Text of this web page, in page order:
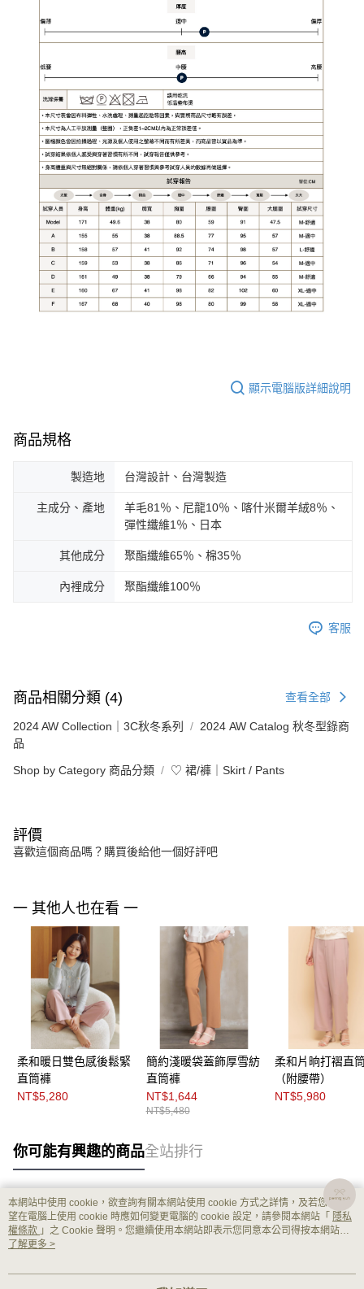
顯示電腦版詳細說明
商品規格
製造地 台灣設計、台灣製造
主成分、產地
羊毛81％、尼龍10％、喀什米爾羊絨8％、
彈性纖維1％、日本
其他成分 聚酯纖維65％、棉35％
內裡成分 聚酯纖維100％
客服
商品相關分類 (4) 查看全部
2024 AW Collection｜3C秋冬系列
2024 AW Catalog 秋冬型錄商
品
Shop by Category 商品分類 ♡ 裙/褲｜Skirt / Pants
評價
喜歡這個商品嗎？購買後給他一個好評吧
一 其他人也在看 一
柔和暖日雙色感後鬆緊
直筒褲
NT$5,280
簡約淺暖袋蓋飾厚雪紡
直筒褲
NT$1,644
NT$5,480
柔和片晌打褶直
（附腰帶）
NT$5,980
你可能有興趣的商品全站排行
熱門標籤
本網站中使用 cookie，欲查詢有關本網站使用 cookie 方式之詳情，及若您不希
望在電腦上使用 cookie 時應如何變更電腦的 cookie 設定，請參閱本網站「 隱私
權條款 」之 Cookie 聲明。您繼續使用本網站即表示您同意本公司得按本網站使
用條款之 Cookie 聲明使用 cookie。
了解更多 >